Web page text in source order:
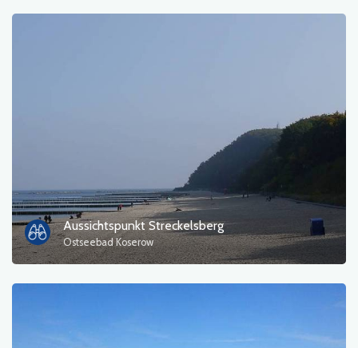
Aussichtspunkt Streckelsberg
Ostseebad Koserow